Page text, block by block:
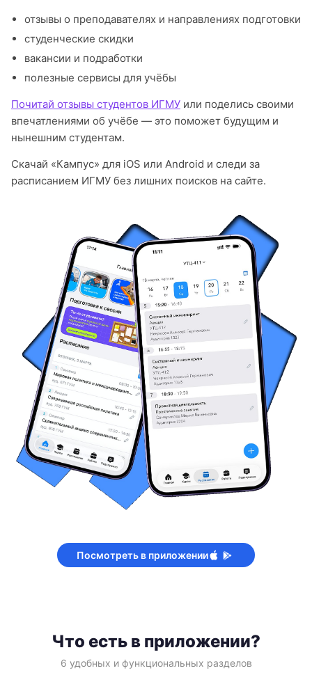
отзывы о преподавателях и направлениях подготовки
студенческие скидки
вакансии и подработки
полезные сервисы для учёбы
Почитай отзывы студентов ИГМУ или поделись своими
впечатлениями об учёбе — это поможет будущим и
нынешним студентам.
Скачай «Кампус» для iOS или Android и следи за
расписанием ИГМУ без лишних поисков на сайте.
Посмотреть в приложении
Что есть в приложении?
6 удобных и функциональных разделов